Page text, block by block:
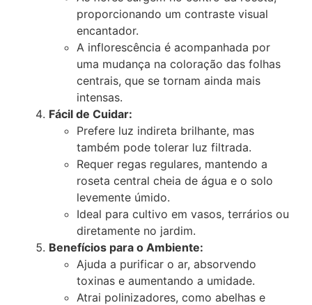
proporcionando um contraste visual
encantador.
A inflorescência é acompanhada por
uma mudança na coloração das folhas
centrais, que se tornam ainda mais
intensas.
Fácil de Cuidar:
Prefere luz indireta brilhante, mas
também pode tolerar luz filtrada.
Requer regas regulares, mantendo a
roseta central cheia de água e o solo
levemente úmido.
Ideal para cultivo em vasos, terrários ou
diretamente no jardim.
Benefícios para o Ambiente:
Ajuda a purificar o ar, absorvendo
toxinas e aumentando a umidade.
Atrai polinizadores, como abelhas e